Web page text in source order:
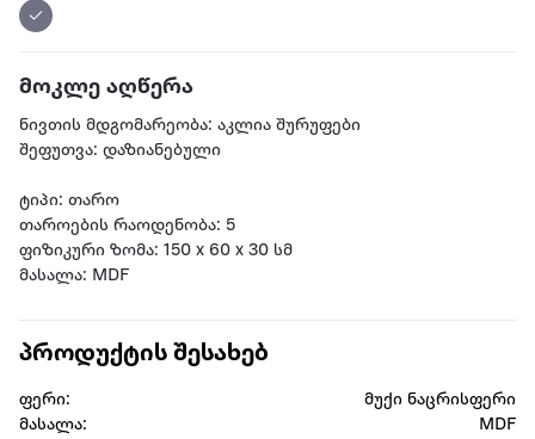
მოკლე აღწერა
ნივთის მდგომარეობა: აკლია შურუფები
შეფუთვა: დაზიანებული
ტიპი: თარო
თაროების რაოდენობა: 5
ფიზიკური ზომა: 150 x 60 x 30 სმ
მასალა: MDF
პროდუქტის შესახებ
ფერი:
მუქი ნაცრისფერი
მასალა:
MDF